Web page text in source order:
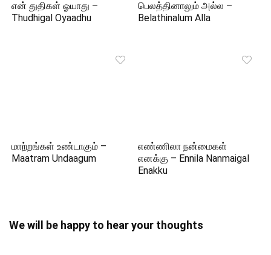
என் துதிகள் ஓயாது –
Thudhigal Oyaadhu
பெலத்தினாலும் அல்ல –
Belathinalum Alla
மாற்றங்கள் உண்டாகும் –
Maatram Undaagum
எண்ணிலா நன்மைகள்
எனக்கு – Ennila Nanmaigal
Enakku
We will be happy to hear your thoughts